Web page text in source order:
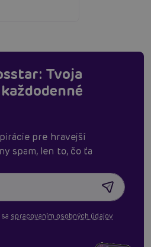
Tvoja
pre hravejší
spam, len to, čo ťa
spracovaním osobných údajov